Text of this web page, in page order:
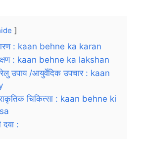
: kaan behne ka karan
: kaan behne ka lakshan
उपाय /आयुर्वेदिक उपचार : kaan
चिकित्सा : kaan behne ki
: